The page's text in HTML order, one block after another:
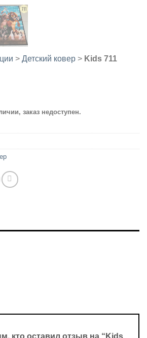
> Детский ковер > Kids 711
заказ недоступен.